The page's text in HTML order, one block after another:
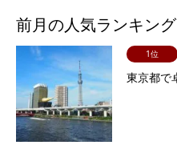
前月の人気ランキング
1位
東京都で